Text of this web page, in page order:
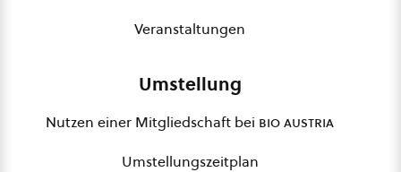
Veranstaltungen
Umstellung
Nutzen einer Mitgliedschaft bei bio austria
Umstellungszeitplan